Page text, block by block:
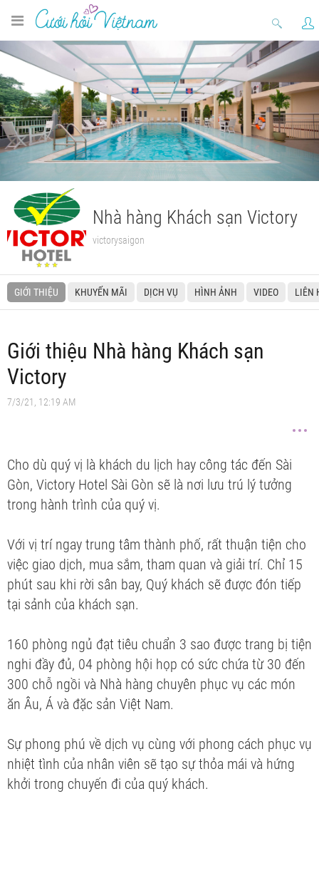
Nhà hàng Khách sạn Victory
victorysaigon
GIỚI THIỆU KHUYẾN MÃI DỊCH VỤ HÌNH ẢNH VIDEO LIÊN
Giới thiệu Nhà hàng Khách sạn
Victory
7/3/21, 12:19 AM
Cho dù quý vị là khách du lịch hay công tác đến Sài
Gòn, Victory Hotel Sài Gòn sẽ là nơi lưu trú lý tưởng
trong hành trình của quý vị.
Với vị trí ngay trung tâm thành phố, rất thuận tiện cho
việc giao dịch, mua sắm, tham quan và giải trí. Chỉ 15
phút sau khi rời sân bay, Quý khách sẽ được đón tiếp
tại sảnh của khách sạn.
160 phòng ngủ đạt tiêu chuẩn 3 sao được trang bị tiện
nghi đầy đủ, 04 phòng hội họp có sức chứa từ 30 đến
300 chỗ ngồi và Nhà hàng chuyên phục vụ các món
ăn Âu, Á và đặc sản Việt Nam.
Sự phong phú về dịch vụ cùng với phong cách phục vụ
nhiệt tình của nhân viên sẽ tạo sự thỏa mái và hứng
khởi trong chuyến đi của quý khách.